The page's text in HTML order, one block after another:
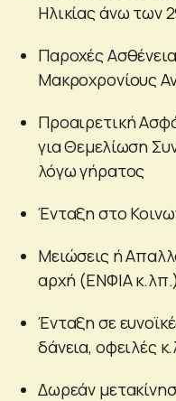
Ηλικίας άνω των
Παροχές
Μακροχρονίους
Προαιρετική
για Θεμελίωση
λόγω γήρατος
Ένταξη στο
Μειώσεις ή
αρχή (ΕΝΦΙΑ
Ένταξη σε
δάνεια, οφειλές
Δωρεάν